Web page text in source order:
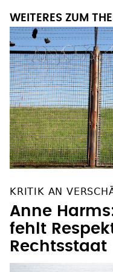
WEITERES ZUM
KRITIK AN
Anne
fehlt
Rechtsstaat